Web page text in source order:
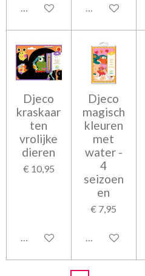
In winkelwagen In winkelwagen
Djeco
kraskaar
ten
vrolijke
dieren
€ 10,95
In winkelwagen
Djeco
magisch
kleuren
met
water -
4
seizoen
en
€ 7,95
In winkelwagen